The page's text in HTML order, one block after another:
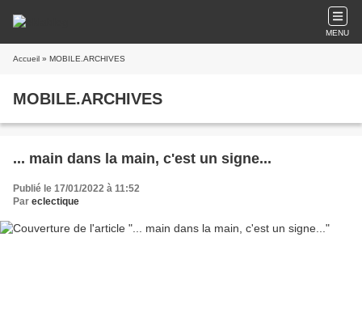
MENU
Accueil » MOBILE.ARCHIVES
MOBILE.ARCHIVES
... main dans la main, c'est un signe...
Publié le 17/01/2022 à 11:52
Par eclectique